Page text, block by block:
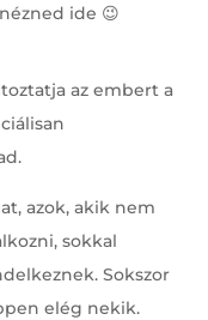
ide 😉
az embert a
azok, akik nem
sokkal
Sokszor
elég nekik.